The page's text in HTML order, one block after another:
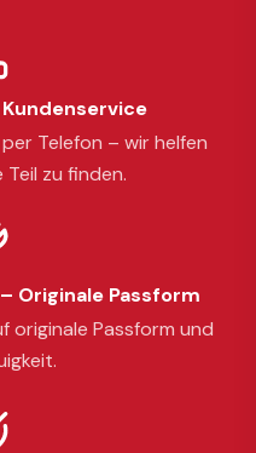
Telefon – wir helfen
zu finden.
Originale Passform
originale Passform und